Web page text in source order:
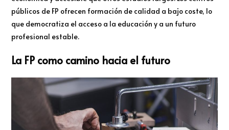
públicos de FP ofrecen formación de calidad a bajo coste, lo
que democratiza el acceso a la educación y a un futuro
profesional estable.
La FP como camino hacia el futuro